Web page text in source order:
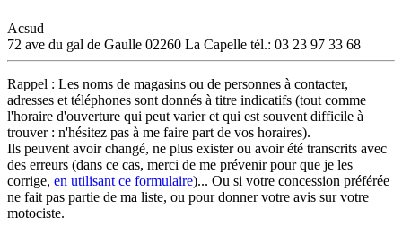
Acsud
72 ave du gal de Gaulle 02260 La Capelle tél.: 03 23 97 33 68
Rappel : Les noms de magasins ou de personnes à contacter,
adresses et téléphones sont donnés à titre indicatifs (tout comme
l'horaire d'ouverture qui peut varier et qui est souvent difficile à
trouver : n'hésitez pas à me faire part de vos horaires).
Ils peuvent avoir changé, ne plus exister ou avoir été transcrits avec
des erreurs (dans ce cas, merci de me prévenir pour que je les
corrige, en utilisant ce formulaire)... Ou si votre concession préférée
ne fait pas partie de ma liste, ou pour donner votre avis sur votre
motociste.